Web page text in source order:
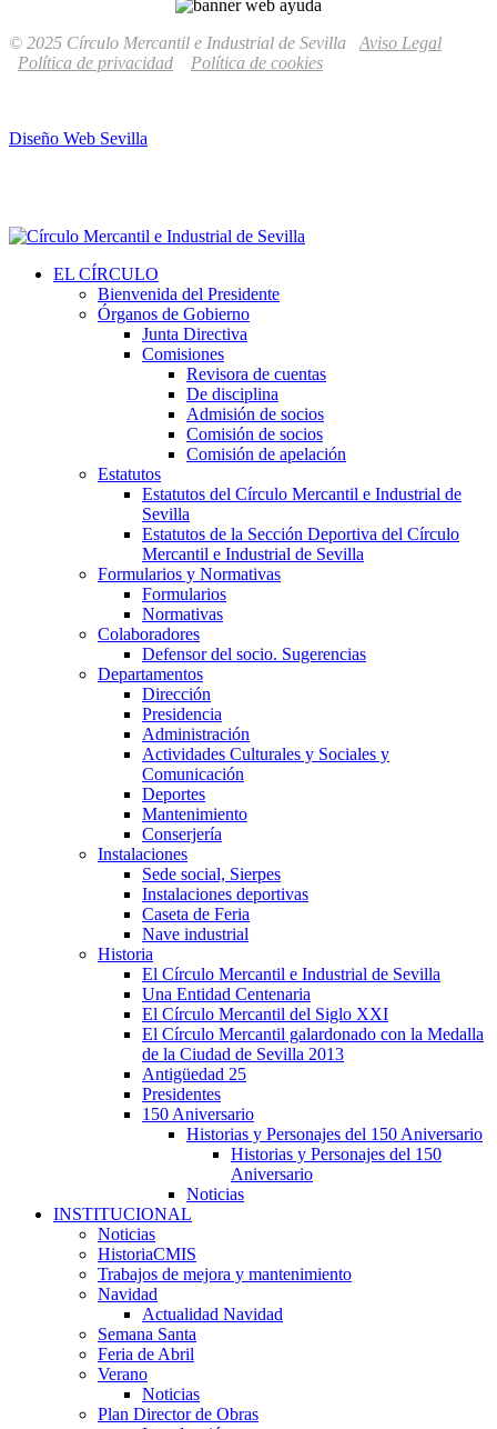
© 2025 Círculo Mercantil e Industrial de Sevilla Aviso Legal
Política de privacidad
Política de cookies
Diseño Web Sevilla
EL CÍRCULO
Bienvenida del Presidente
Órganos de Gobierno
Junta Directiva
Comisiones
Revisora de cuentas
De disciplina
Admisión de socios
Comisión de socios
Comisión de apelación
Estatutos
Estatutos del Círculo Mercantil e Industrial de
Sevilla
Estatutos de la Sección Deportiva del Círculo
Mercantil e Industrial de Sevilla
Formularios y Normativas
Formularios
Normativas
Colaboradores
Defensor del socio. Sugerencias
Departamentos
Dirección
Presidencia
Administración
Actividades Culturales y Sociales y
Comunicación
Deportes
Mantenimiento
Conserjería
Instalaciones
Sede social, Sierpes
Instalaciones deportivas
Caseta de Feria
Nave industrial
Historia
El Círculo Mercantil e Industrial de Sevilla
Una Entidad Centenaria
El Círculo Mercantil del Siglo XXI
El Círculo Mercantil galardonado con la Medalla
de la Ciudad de Sevilla 2013
Antigüedad 25
Presidentes
150 Aniversario
Historias y Personajes del 150 Aniversario
Historias y Personajes del 150
Aniversario
Noticias
INSTITUCIONAL
Noticias
HistoriaCMIS
Trabajos de mejora y mantenimiento
Navidad
Actualidad Navidad
Semana Santa
Feria de Abril
Verano
Noticias
Plan Director de Obras